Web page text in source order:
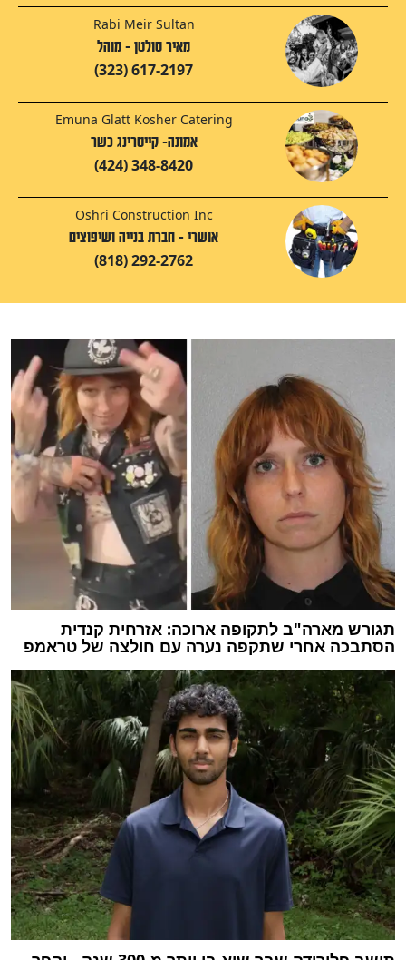
Rabi Meir Sultan
מאיר סולטן - מוהל
(323) 617-2197
Emuna Glatt Kosher Catering
אמונה- קייטרינג כשר
(424) 348-8420
Oshri Construction Inc
אושרי - חברת בנייה ושיפוצים
(818) 292-2762
תגורש מארה"ב לתקופה ארוכה: אזרחית קנדית
הסתבכה אחרי שתקפה נערה עם חולצה של טראמפ